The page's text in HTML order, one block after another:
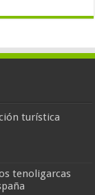
turística
tenoligarcas